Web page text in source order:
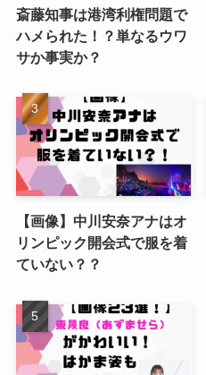
斎藤知事は港湾利権問題で
ハメられた！？単なるウワ
サか事実か？
【画像】中川安奈アナはオ
リンピック開会式で服を着
ていない？？